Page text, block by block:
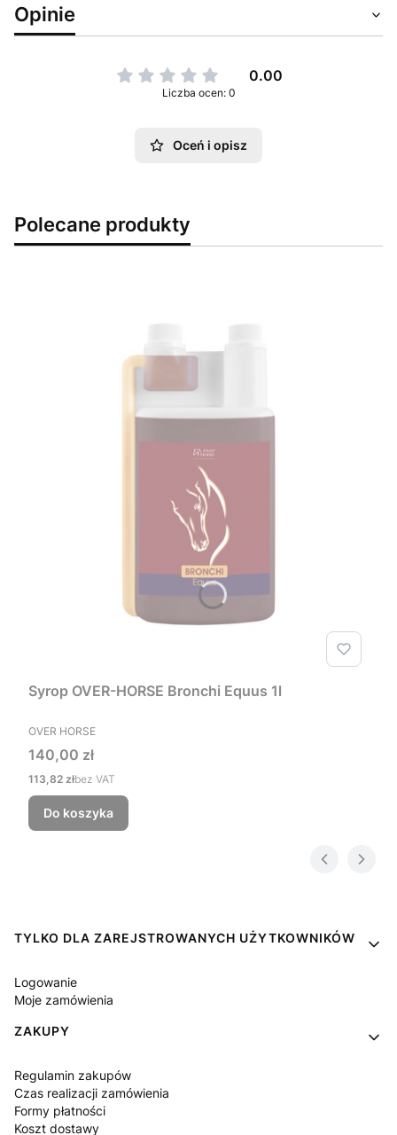
Opinie
0.00
Liczba ocen: 0
Oceń i opisz
Polecane produkty
Syrop OVER-HORSE Bronchi Equus 1l
PRODUCENT
OVER HORSE
Cena
140,00 zł
Cena
113,82 złbez VAT
Do koszyka
Linki w stopce
TYLKO DLA ZAREJSTROWANYCH UŻYTKOWNIKÓW
Logowanie
Moje zamówienia
ZAKUPY
Regulamin zakupów
Czas realizacji zamówienia
Formy płatności
Koszt dostawy